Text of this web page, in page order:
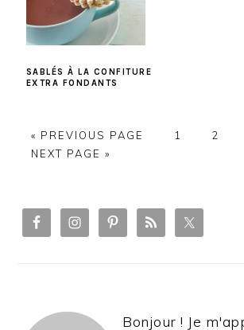
SABLÉS À LA CONFITURE
EXTRA FONDANTS
« PREVIOUS PAGE PAGE
1 PAGE
2
NEXT PAGE »
SIDEBAR
Bonjour ! Je